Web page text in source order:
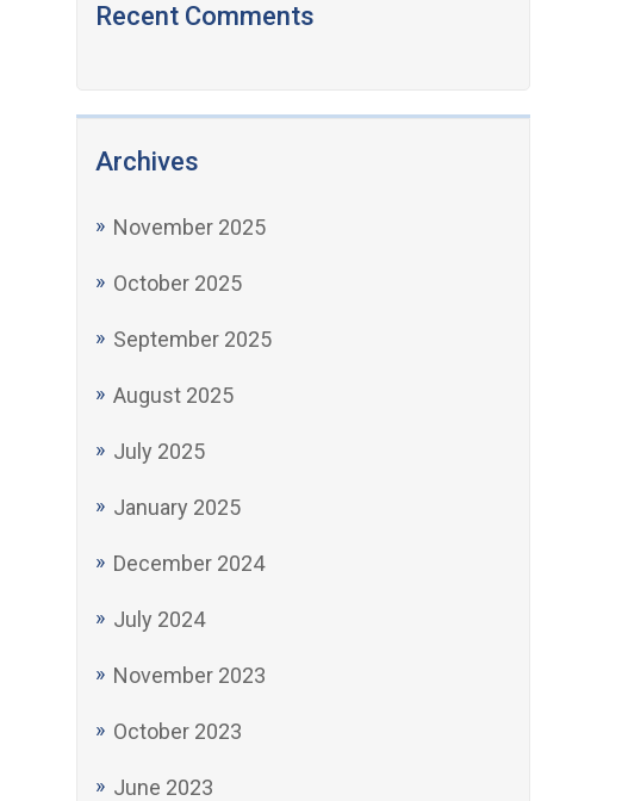
Recent Comments
Archives
November 2025
October 2025
September 2025
August 2025
July 2025
January 2025
December 2024
July 2024
November 2023
October 2023
June 2023